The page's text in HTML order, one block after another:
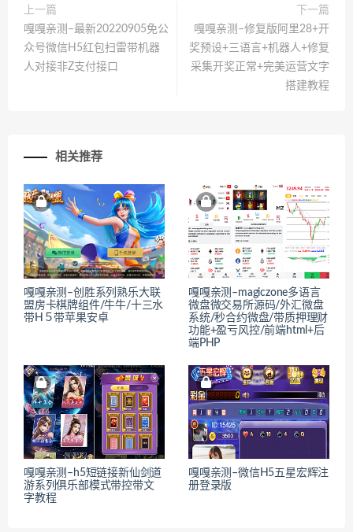
上一篇
嘎嘎亲测–最新20220905免公
众号微信H5红包扫雷带机器
人对接非Z支付接口
下一篇
嘎嘎亲测–修复版阿里28+开
奖预设+三语言+机器人+修复
采集开奖正常+完美运营文字
搭建教程
相关推荐
嘎嘎亲测–创胜系列熟乐大联
盟房卡棋牌组件/牛牛/十三水
带H５带苹果安卓
嘎嘎亲测–magiczone多语言
微盘微交易所源码/外汇微盘
系统/秒合约微盘/带质押理财
功能+盈亏风控/前端html+后
端PHP
嘎嘎亲测–h5短链接新仙剑道
游系列俱乐部模式带控带文
字教程
嘎嘎亲测–微信H5五星宏辉注
册登录版